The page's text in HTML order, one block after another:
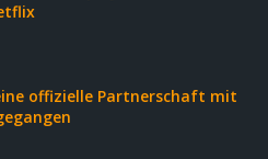
offizielle Partnerschaft mit